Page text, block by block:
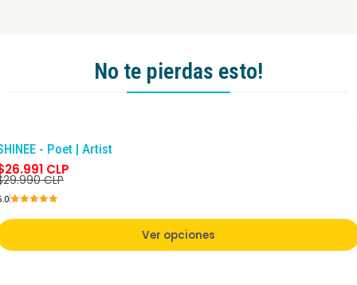
No te pierdas esto!
- Poet | Artist
CLP
CLP
Ver opciones